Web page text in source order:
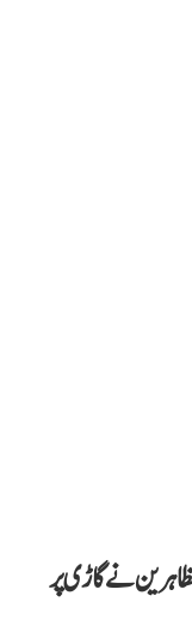
نے گاڑی پر